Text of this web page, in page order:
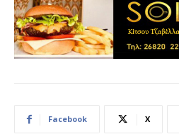
Facebook X